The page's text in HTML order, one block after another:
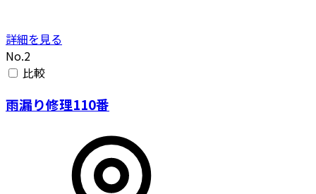
詳細を見る
No.2
比較
雨漏り修理110番